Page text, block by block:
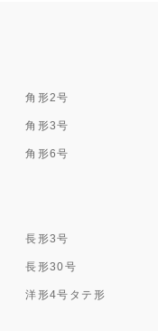
角形2号
角形3号
角形6号
長形3号
長形30号
洋形4号タテ形